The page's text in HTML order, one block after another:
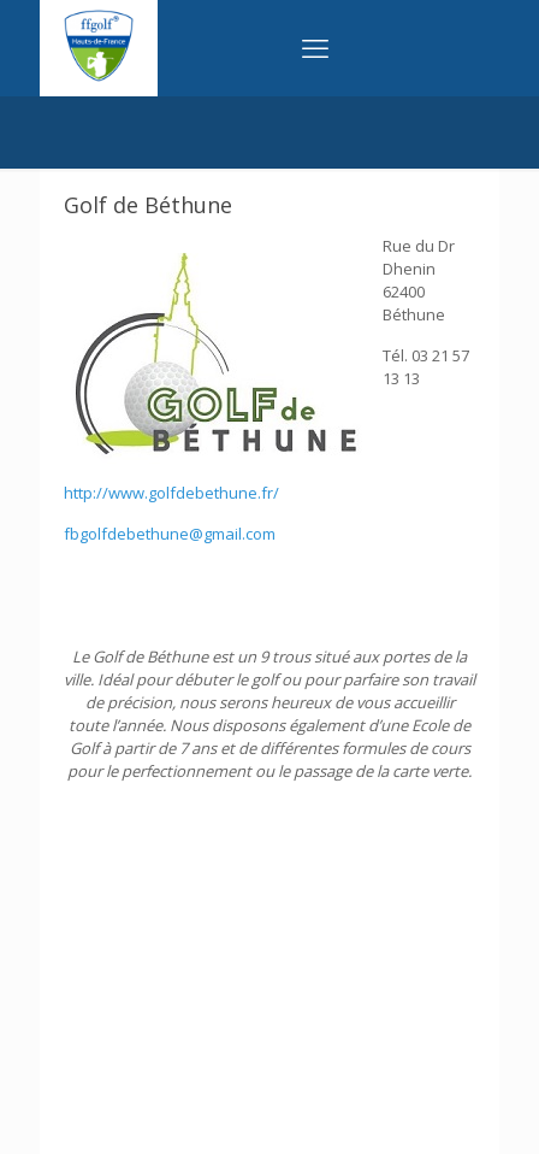
Golf de Béthune
Rue du Dr
Dhenin
62400
Béthune
Tél. 03 21 57
13 13
http://www.golfdebethune.fr/
fbgolfdebethune@gmail.com
Le Golf de Béthune est un 9 trous situé aux portes de la
ville. Idéal pour débuter le golf ou pour parfaire son travail
de précision, nous serons heureux de vous accueillir
toute l’année. Nous disposons également d’une Ecole de
Golf à partir de 7 ans et de différentes formules de cours
pour le perfectionnement ou le passage de la carte verte.